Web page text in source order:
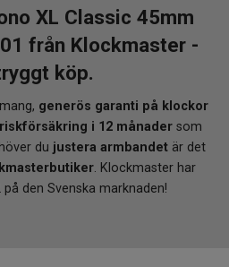
XL Classic 45mm
från Klockmaster -
köp.
generös garanti på klockor
i 12 månader som
du justera armbandet är det
. Klockmaster har
den Svenska marknaden!